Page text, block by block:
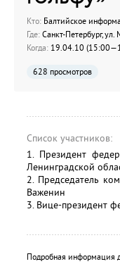
Кто: Балтийское
Где: Санкт-Петербург, ул.
Когда: 19.04.10
628 просмотров
Список участников:
1. Президент
Ленинградской
2. Председатель
Важенин
3. Вице-президент
Подробная информация